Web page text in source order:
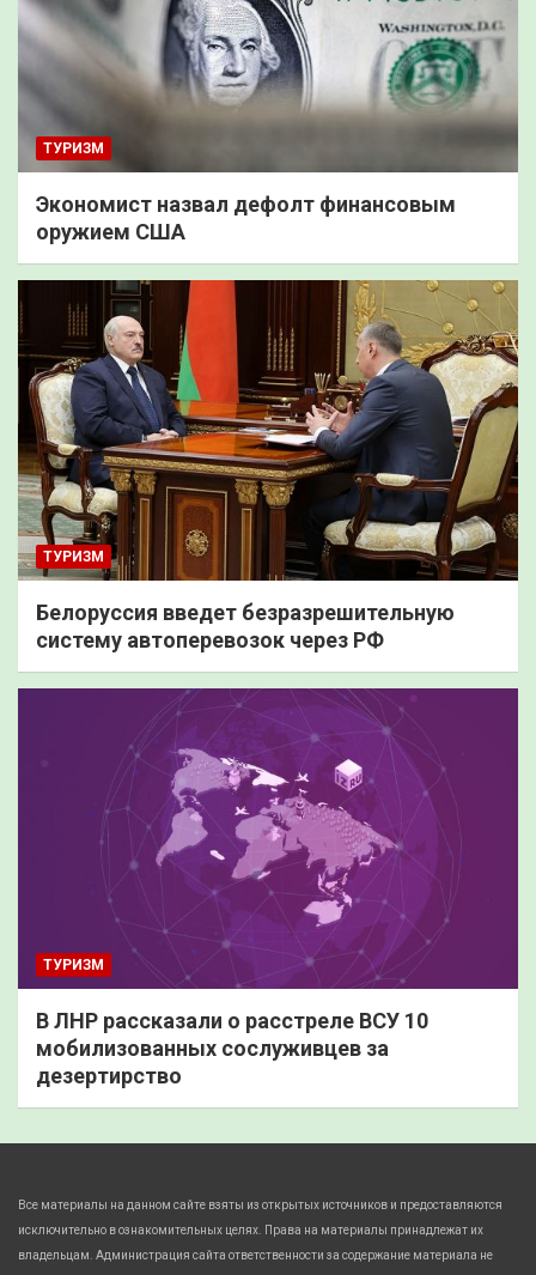
ТУРИЗМ
Экономист назвал дефолт финансовым
оружием США
ТУРИЗМ
Белоруссия введет безразрешительную
систему автоперевозок через РФ
ТУРИЗМ
В ЛНР рассказали о расстреле ВСУ 10
мобилизованных сослуживцев за
дезертирство
Все материалы на данном сайте взяты из открытых источников и предоставляются
исключительно в ознакомительных целях. Права на материалы принадлежат их
владельцам. Администрация сайта ответственности за содержание материала не